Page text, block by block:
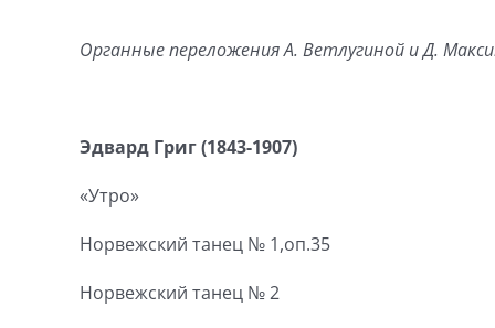
Органные переложения А. Ветлугиной и Д.
Эдвард Григ (1843-1907)
«Утро»
Норвежский танец № 1,оп.35
Норвежский танец № 2